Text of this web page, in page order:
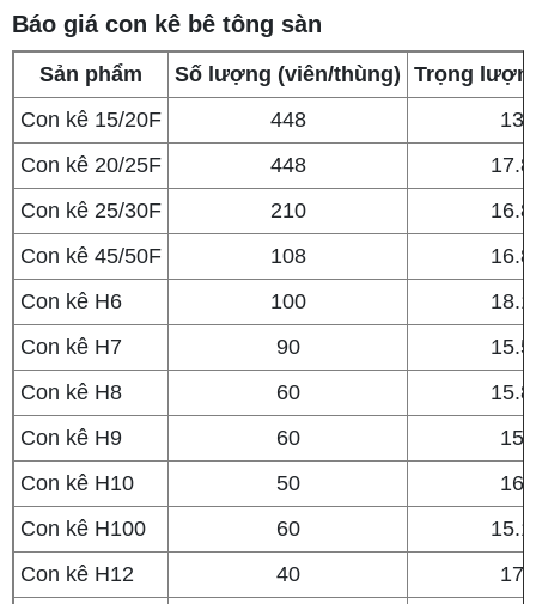
Báo giá con kê bê tông sàn
Sản phẩm Số lượng (viên/thùng) Trọng
Con kê 15/20F
448
13
Con kê 20/25F
448
17.8
Con kê 25/30F
210
16.8
Con kê 45/50F
108
16.8
Con kê H6
100
18.1
Con kê H7
90
15.5
Con kê H8
60
15.8
Con kê H9
60
15
Con kê H10
50
16
Con kê H100
60
15.1
Con kê H12
40
17